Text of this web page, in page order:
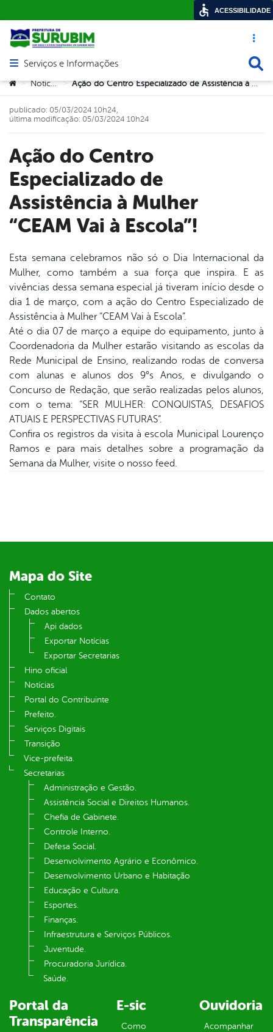
Acesso
Abrir menu principal de navegação
Serviços e Informações
Você está aqui:
> Notícias > Ação do Centro Especializado de Assistência à Mulher “CEAM Vai à Escola”!
Ação do Centro
Especializado de
Assistência à Mulher
“CEAM Vai à Escola”!
publicado: 05/03/2024 10h24,
última modificação: 05/03/2024 10h24
Esta semana celebramos não só o Dia Internacional da
Mulher, como também a sua força que inspira. E as
vivências dessa semana especial já tiveram início desde o
dia 1 de março, com a ação do Centro Especializado de
Assistência à Mulher “CEAM Vai à Escola”.
Até o dia 07 de março a equipe do equipamento, junto à
Coordenadoria da Mulher estarão visitando as escolas da
Rede Municipal de Ensino, realizando rodas de conversa
com alunas e alunos dos 9°s Anos, e divulgando o
Concurso de Redação, que serão realizadas pelos alunos,
com o tema: “SER MULHER: CONQUISTAS, DESAFIOS
ATUAIS E PERSPECTIVAS FUTURAS”.
Confira os registros da visita à escola Municipal Lourenço
Ramos e para mais detalhes sobre a programação da
Semana da Mulher, visite o nosso feed.
Mapa do Site
Contato
Dados abertos
Api dados
Exportar Notícias
Exportar Secretarias
Hino oficial
Notícias
Portal do Contribuinte
Prefeito.
Serviços Digitais
Transição
Vice-prefeita.
Secretarias
Administração e Gestão.
Assistência Social e Direitos Humanos.
Chefia de Gabinete.
Controle Interno.
Defesa Social.
Desenvolvimento Agrário e Econômico.
Desenvolvimento Urbano e Habitação
Educação e Cultura.
Esportes.
Finanças.
Infraestrutura e Serviços Públicos.
Juventude.
Procuradoria Jurídica.
Saúde.
Portal da
Transparência
E-sic
Como
Ouvidoria
Acompanhar
ACESSIBILIDADE